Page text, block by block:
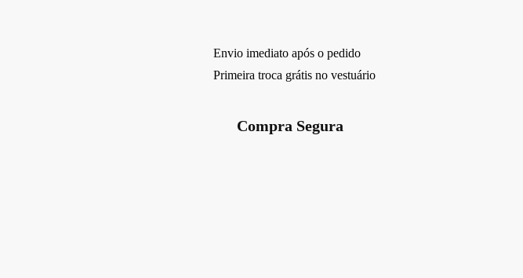
PRO
20+
Envio imediato após o pedido
Primeira troca grátis no vestuário
Compra Segura